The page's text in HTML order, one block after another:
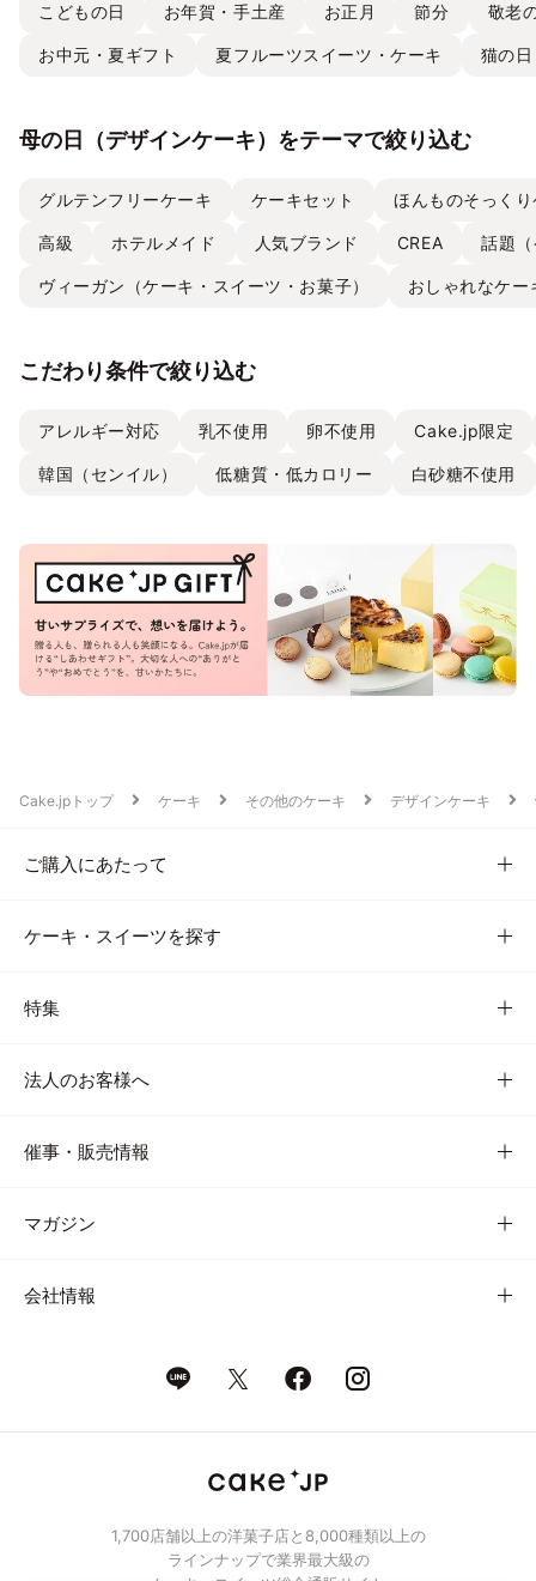
こどもの日 お年賀・手土産 お正月 節分 敬老
お中元・夏ギフト 夏フルーツスイーツ・ケーキ 猫の日
母の日（デザインケーキ）をテーマで絞り込む
グルテンフリーケーキ ケーキセット ほんものそっく
高級 ホテルメイド 人気ブランド CREA 話題
ヴィーガン（ケーキ・スイーツ・お菓子） おしゃれなケー
こだわり条件で絞り込む
アレルギー対応 乳不使用 卵不使用 Cake.jp限定
韓国（センイル） 低糖質・低カロリー 白砂糖不使用
Cake.jpトップ ケーキ その他のケーキ デザインケーキ
ご購入にあたって
ケーキ・スイーツを探す
特集
法人のお客様へ
催事・販売情報
マガジン
会社情報
1,700店舗以上の洋菓子店と8,000種類以上の
ラインナップで業界最大級の